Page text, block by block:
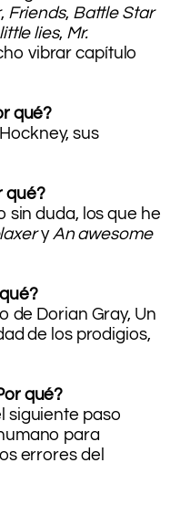
, Friends, Battle Star
lies, Mr.
vibrar capítulo
qué?
sus
qué?
sin duda, los que he
yAn awesome
de Dorian Gray, Un
de los prodigios,
qué?
siguiente paso
para
errores del